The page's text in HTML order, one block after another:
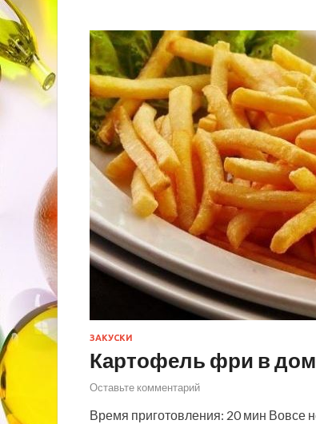
ЗАКУСКИ
Картофель фри в
Оставьте комментарий
Время приготовления: 20 мин Вовсе